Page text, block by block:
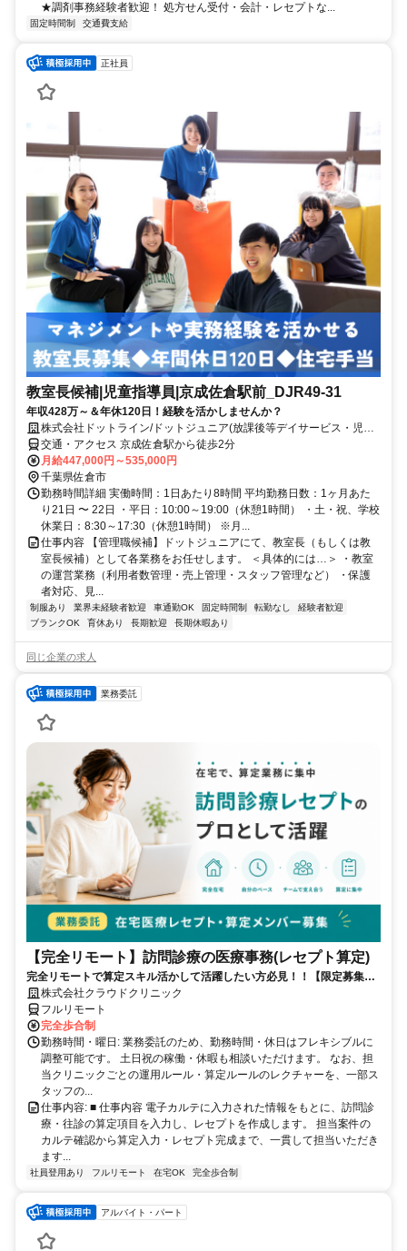
★調剤事務経験者歓迎！ 処方せん受付・会計・レセプトな...
固定時間制 交通費支給
正社員
教室長候補|児童指導員|京成佐倉駅前_DJR49-31
年収428万～＆年休120日！経験を活かしませんか？
株式会社ドットライン/ドットジュニア(放課後等デイサービス・児童
発達支援) 京成佐倉駅前教室
交通・アクセス 京成佐倉駅から徒歩2分
月給447,000円～535,000円
千葉県佐倉市
勤務時間詳細 実働時間：1日あたり8時間 平均勤務日数：1ヶ月あた
り21日 〜 22日 ・平日：10:00～19:00（休憩1時間） ・土・祝、学校
休業日：8:30～17:30（休憩1時間） ※月...
仕事内容 【管理職候補】ドットジュニアにて、教室長（もしくは教
室長候補）として各業務をお任せします。 ＜具体的には…＞ ・教室
の運営業務（利用者数管理・売上管理・スタッフ管理など） ・保護
者対応、見...
制服あり 業界未経験者歓迎 車通勤OK 固定時間制 転勤なし
経験者歓迎
ブランクOK
育休あり 長期歓迎 長期休暇あり
同じ企業の求人
業務委託
【完全リモート】訪問診療の医療事務(レセプト算定)
完全リモートで算定スキル活かして活躍したい方必見！！【限定募集】
完全リモート｜在宅医療レセプト算定（成果報酬型／業務委託）
株式会社クラウドクリニック
フルリモート
完全歩合制
勤務時間・曜日: 業務委託のため、勤務時間・休日はフレキシブルに
調整可能です。 土日祝の稼働・休暇も相談いただけます。 なお、担
当クリニックごとの運用ルール・算定ルールのレクチャーを、一部ス
タッフの...
仕事内容: ■ 仕事内容 電子カルテに入力された情報をもとに、訪問診
療・往診の算定項目を入力し、レセプトを作成します。 担当案件の
カルテ確認から算定入力・レセプト完成まで、一貫して担当いただき
ます...
社員登用あり フルリモート 在宅OK 完全歩合制
アルバイト・パート